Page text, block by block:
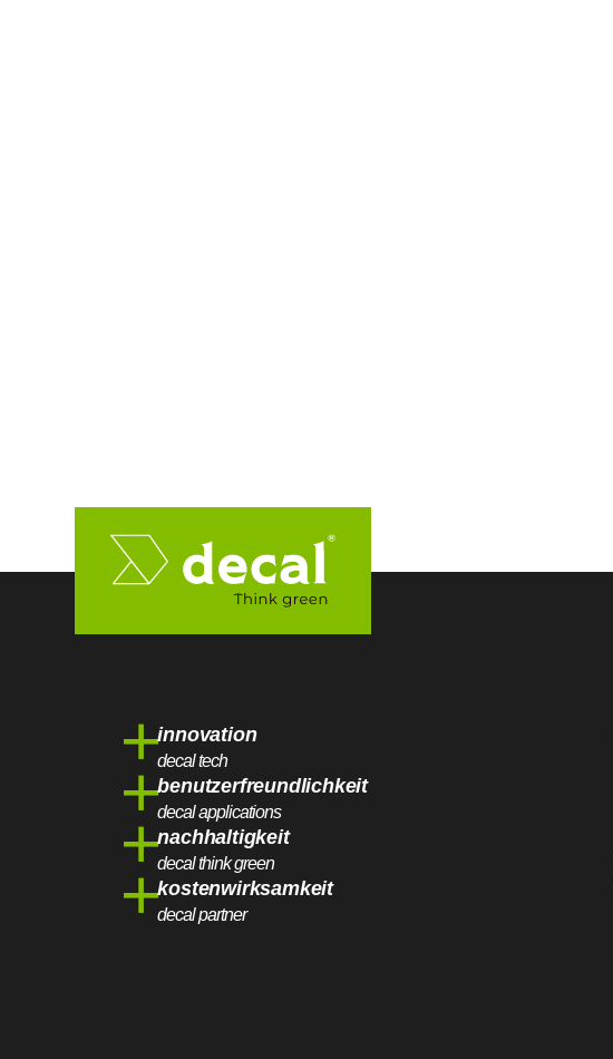
+innovation
decal tech
+benutzerfreundlichkeit
decal applications
+nachhaltigkeit
decal think green
+kostenwirksamkeit
decal partner